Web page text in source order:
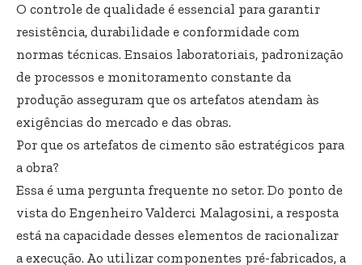
O controle de qualidade é essencial para garantir
resistência, durabilidade e conformidade com
normas técnicas. Ensaios laboratoriais, padronização
de processos e monitoramento constante da
produção asseguram que os artefatos atendam às
exigências do mercado e das obras.
Por que os artefatos de cimento são estratégicos para
a obra?
Essa é uma pergunta frequente no setor. Do ponto de
vista do Engenheiro Valderci Malagosini, a resposta
está na capacidade desses elementos de racionalizar
a execução. Ao utilizar componentes pré-fabricados, a